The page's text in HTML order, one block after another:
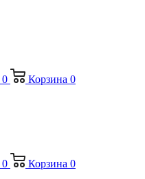
0 Корзина 0
0 Корзина 0